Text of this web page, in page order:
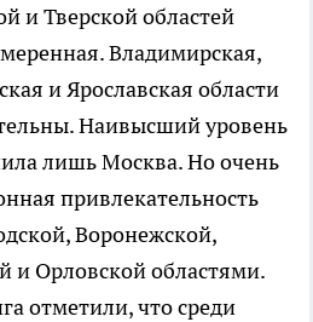
и Тверской областей
Владимирская,
и Ярославская области
Наивысший уровень
лишь Москва. Но очень
привлекательность
Воронежской,
и Орловской областями.
отметили, что среди